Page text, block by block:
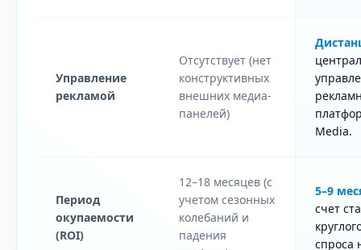
Управление
рекламой
Отсутствует (нет
конструктивных
внешних медиа-
панелей)
Media.
Период
окупаемости
(ROI)
12–18 месяцев (с
учетом сезонных
колебаний и
падения
5–9
счет
спроса